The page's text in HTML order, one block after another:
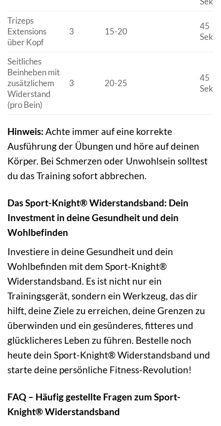
Trizeps
Extensions
über Kopf
3 15-20
45
Seitliches
Beinheben mit
zusätzlichem
Widerstand
(pro Bein)
3 20-25
45
Hinweis: Achte immer auf eine korrekte
Ausführung der Übungen und höre auf deinen
Körper. Bei Schmerzen oder Unwohlsein solltest
du das Training sofort abbrechen.
Das Sport-Knight® Widerstandsband: Dein
Investment in deine Gesundheit und dein
Wohlbefinden
Investiere in deine Gesundheit und dein
Wohlbefinden mit dem Sport-Knight®
Widerstandsband. Es ist nicht nur ein
Trainingsgerät, sondern ein Werkzeug, das dir
hilft, deine Ziele zu erreichen, deine Grenzen zu
überwinden und ein gesünderes, fitteres und
glücklicheres Leben zu führen. Bestelle noch
heute dein Sport-Knight® Widerstandsband und
starte deine persönliche Fitness-Revolution!
FAQ – Häufig gestellte Fragen zum Sport-
Knight® Widerstandsband